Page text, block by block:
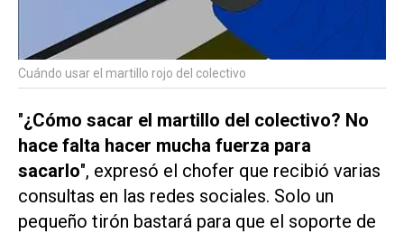
Cuándo usar el martillo rojo del colectivo
"¿Cómo sacar el martillo del colectivo? No
hace falta hacer mucha fuerza para
sacarlo", expresó el chofer que recibió varias
consultas en las redes sociales. Solo un
pequeño tirón bastará para que el soporte de